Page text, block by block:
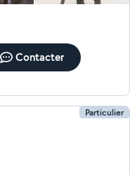
Contacter
Particulier